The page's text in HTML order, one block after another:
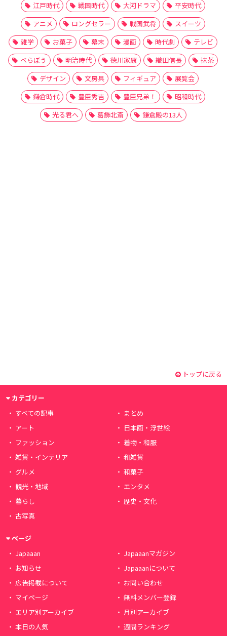
江戸時代 戦国時代 大河ドラマ
平安時代
アニメ
ロングセラー 戦国武将
スイーツ
雑学
お菓子 幕末 漫画 時代劇
テレビ
べらぼう
明治時代 徳川家康 織田信長
抹茶
デザイン
文房具 フィギュア
展覧会
鎌倉時代
豊臣秀吉 豊臣兄弟！
昭和時代
光る君へ
葛飾北斎 鎌倉殿の13人
トップに戻る
カテゴリー
すべての記事
まとめ
アート
日本画・浮世絵
ファッション
着物・和服
雑貨・インテリア
和雑貨
グルメ
和菓子
観光・地域
エンタメ
暮らし
歴史・文化
古写真
ページ
Japaaan
Japaaanマガジン
お知らせ
Japaaanについて
広告掲載について
お問い合わせ
マイページ
無料メンバー登録
エリア別アーカイブ
月別アーカイブ
本日の人気
週間ランキング